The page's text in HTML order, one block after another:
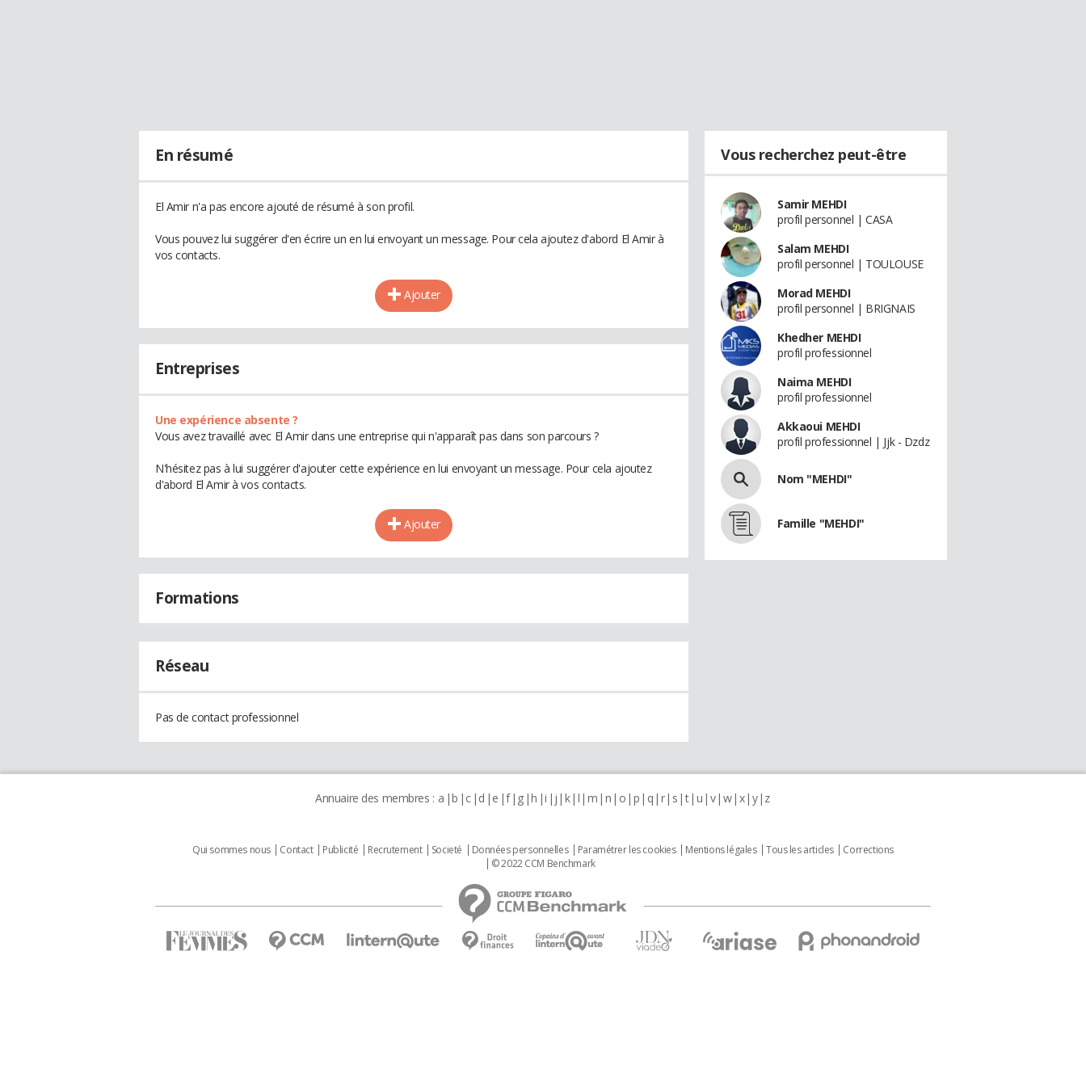
En résumé
El Amir n'a pas encore ajouté de résumé à son profil.
Vous pouvez lui suggérer d'en écrire un en lui envoyant un message. Pour cela ajoutez d'abord El Amir à
vos contacts.
Ajouter
Entreprises
Une expérience absente ?
Vous avez travaillé avec El Amir dans une entreprise qui n'apparaît pas dans son parcours ?
N'hésitez pas à lui suggérer d'ajouter cette expérience en lui envoyant un message. Pour cela ajoutez
d'abord El Amir à vos contacts.
Ajouter
Formations
Réseau
Pas de contact professionnel
Vous recherchez peut-être
Samir MEHDI
profil personnel | CASA
Salam MEHDI
profil personnel | TOULOUSE
Morad MEHDI
profil personnel | BRIGNAIS
Khedher MEHDI
profil professionnel
Naima MEHDI
profil professionnel
Akkaoui MEHDI
profil professionnel | Jjk - Dzdz
Nom "MEHDI"
Famille "MEHDI"
Annuaire des membres : a b c d e f g h i j k l m n o p q r s t u v w x y z
Qui sommes nous Contact Publicité Recrutement Societé Données personnelles Paramétrer les cookies Mentions légales Tous les articles
Corrections
© 2022 CCM Benchmark